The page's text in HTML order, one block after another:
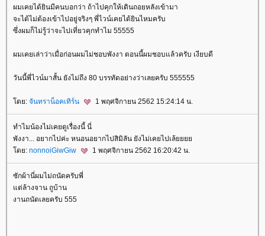
ผมเคยได้ยินมีคนบอกว่า ถ้าไปคุกให้เดินถอยหลังเข้ามา
จะได้ไม่ต้องเข้าไปอยู่จริงๆ พี่ไวน์เคยได้ยินไหมครับ
ซึ่งผมก็ไม่รู้ว่าจะไปเที่ยวคุกทำไม 55555
ผมเคยเล่าว่าเมื่อก่อนผมไม่ชอบพังงา ตอนนี้ผมชอบแล้วครับ เงียบดี
วันนี้พี่ไวน์มาสั้น ยังไม่ถึง 80 บรรทัดอย่างว่าเลยครับ 555555
ดย: จันทราน็อคเทิร์น 1 พฤศจิกายน 2562 15:24:14 น.
ทำไมน้องไม่เคยดูเรื่องนี้ นี่
พังงา... อยากไปค่ะ หนอนอยากไปสิมิลัน ยังไม่เคยไปเล้
ดย: nonnoiGiwGiw 1 พฤศจิกายน 2562 16:20:42 น.
ซักผ้านี่ผมไม่ถนัดครับพี่
ต่ล้างจาน ถูบ้าน
งานถนัดเลยครับ 555